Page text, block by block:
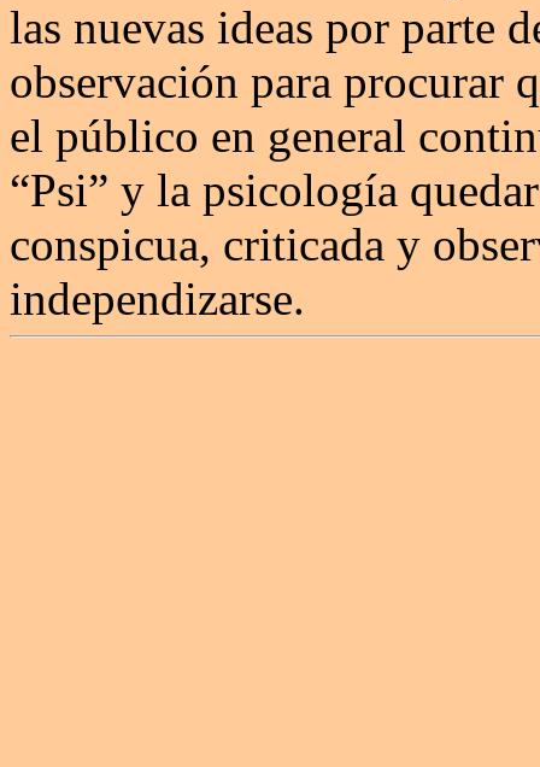
las nuevas ideas por parte
observación para procurar
el público en general
“Psi” y la psicología
conspicua, criticada y
independizarse.